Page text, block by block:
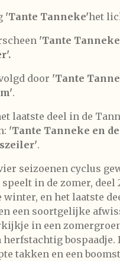
'Tante Tanneke'het
'Tante
door 'Tante
.
laatste deel in de
'Tante Tanneke en de
.
seizoenen cyclus
speelt in de zomer, deel
winter, en het laatste
een soortgelijke
in een
herfstachtig bospaadje.
takken en een